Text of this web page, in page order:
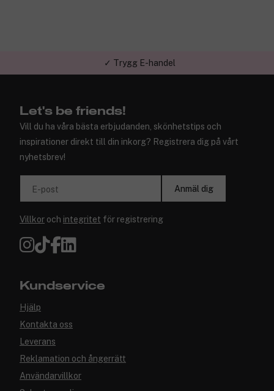
✓ Trygg E-handel
Let's be friends!
Vill du ha våra bästa erbjudanden, skönhetstips och
inspirationer direkt till din inkorg? Registrera dig på vårt
nyhetsbrev!
E-post Anmäl dig
Villkor och integritet för registrering
Kundservice
Hjälp
Kontakta oss
Leverans
Reklamation och ångerrätt
Användarvillkor